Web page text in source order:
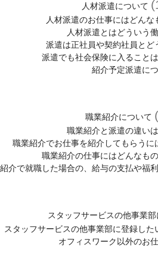
人材派遣について
人材派遣のお仕事にはどん
人材派遣とはどういう
派遣は正社員や契約社員とど
派遣でも社会保険に入ること
紹介予定派遣に
職業紹介について
職業紹介と派遣の違い
職業紹介でお仕事を紹介してもらうに
職業紹介の仕事にはどんなも
介で就職した場合の、給与の支払や福
スタッフサービスの他事業
スタッフサービスの他事業部に登録し
オフィスワーク以外のお